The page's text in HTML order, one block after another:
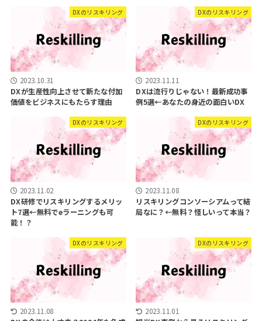
DXのリスキリング
2023.10.31
DXが生産性向上させて新たな付加
価値をビジネスにもたらす理由
DXのリスキリング
2023.11.11
DXは流行りじゃない！最新成功事
例5選←あなたの身近の面白いDX
DXのリスキリング
2023.11.02
DX研修でリスキリングするメリッ
ト7選←無料でeラーニングも可
能！？
DXのリスキリング
2023.11.08
リスキリングコンソーシアムって結
局なに？←無料？怪しいって本当？
DXのリスキリング
2023.11.08
DXのリスキリング
2023.11.01